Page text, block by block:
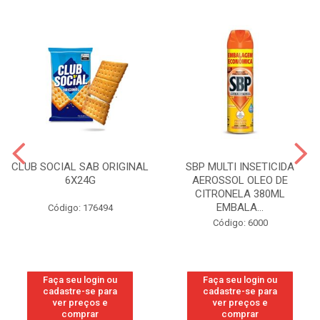
CLUB SOCIAL SAB ORIGINAL
6X24G
Código: 176494
Faça seu login ou
cadastre-se para
ver preços e
comprar
SBP MULTI INSETICIDA
AEROSSOL OLEO DE
CITRONELA 380ML
EMBALA...
Código: 6000
Faça seu login ou
cadastre-se para
ver preços e
comprar